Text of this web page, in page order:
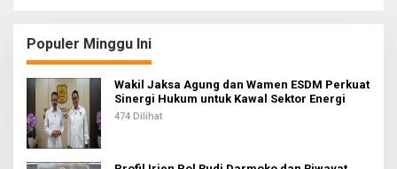
a
s
i
p
o
s
Populer Minggu Ini
Wakil Jaksa Agung dan Wamen ESDM Perkuat
Sinergi Hukum untuk Kawal Sektor Energi
474 Dilihat